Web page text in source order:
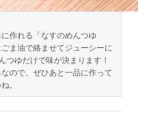
作れる「なすのめんつゆ
ま油で絡ませてジューシーに
つゆだけで味が決まります！
ので、ぜひあと一品に作って
。